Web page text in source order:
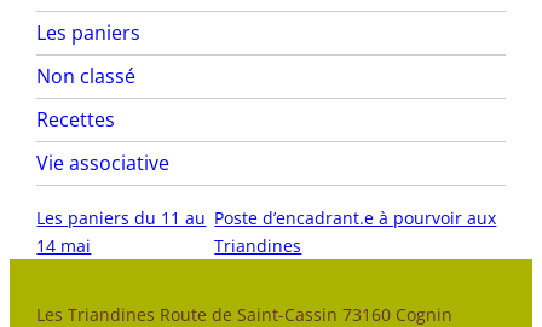
Les paniers
Non classé
Recettes
Vie associative
Les paniers du 11 au
14 mai
Poste d’encadrant.e à pourvoir aux
Triandines
Les Triandines Route de Saint-Cassin 73160 Cognin